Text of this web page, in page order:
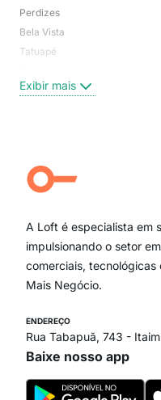
Perdizes
Bela Vista
Tatuapé
Centro
Campo Belo
Ipiranga
Paraíso
Itaim Bibi
Exibir mais
A Loft é especialista em
impulsionando o setor
comerciais,
Mais Negócio.
ENDEREÇO
Rua Tabapuã, 743 -
Baixe nosso app